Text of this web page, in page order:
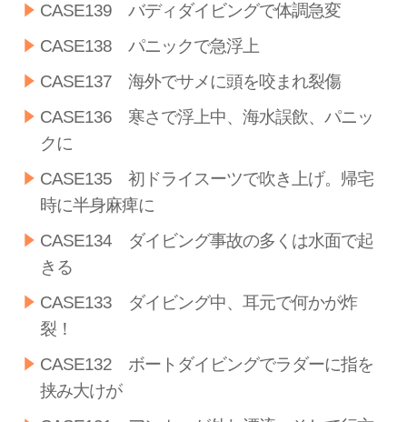
CASE139 バディダイビングで体調急変
CASE138 パニックで急浮上
CASE137 海外でサメに頭を咬まれ裂傷
CASE136 寒さで浮上中、海水誤飲、パニッ
クに
CASE135 初ドライスーツで吹き上げ。帰宅
時に半身麻痺に
CASE134 ダイビング事故の多くは水面で起
きる
CASE133 ダイビング中、耳元で何かが炸
裂！
CASE132 ボートダイビングでラダーに指を
挟み大けが